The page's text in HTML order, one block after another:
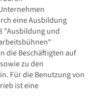
eine Ausbildung
"Ausbildung und
die Beschäftigten auf
zu den
Für die Benutzung von
ist eine